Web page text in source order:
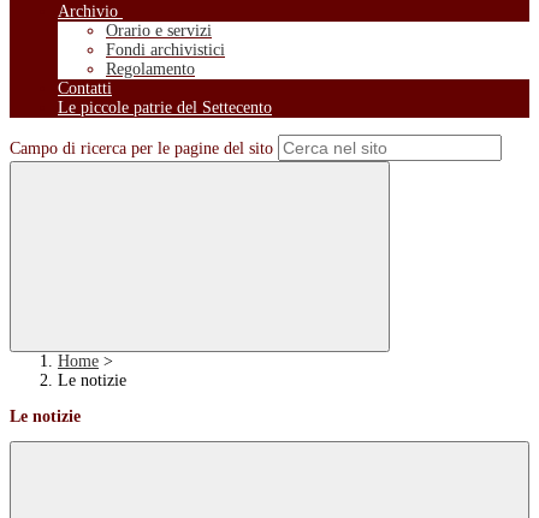
Archivio
Orario e servizi
Fondi archivistici
Regolamento
Contatti
Le piccole patrie del Settecento
Campo di ricerca per le pagine del sito
Home >
Le notizie
Le notizie